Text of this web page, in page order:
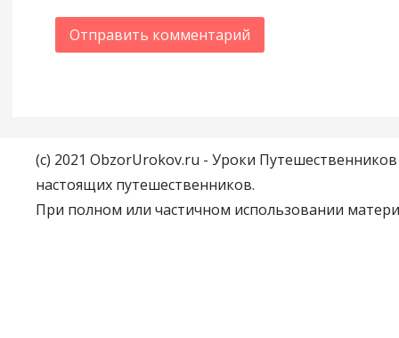
(c) 2021 ObzorUrokov.ru - Уроки
настоящих путешественников.
При полном или частичном использовании